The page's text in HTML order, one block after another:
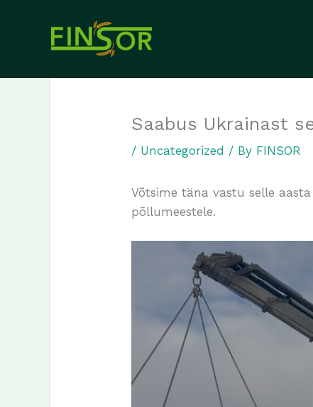
Saabus Ukrainast
/ Uncategorized / By FINSOR
Võtsime täna vastu selle
põllumeestele.